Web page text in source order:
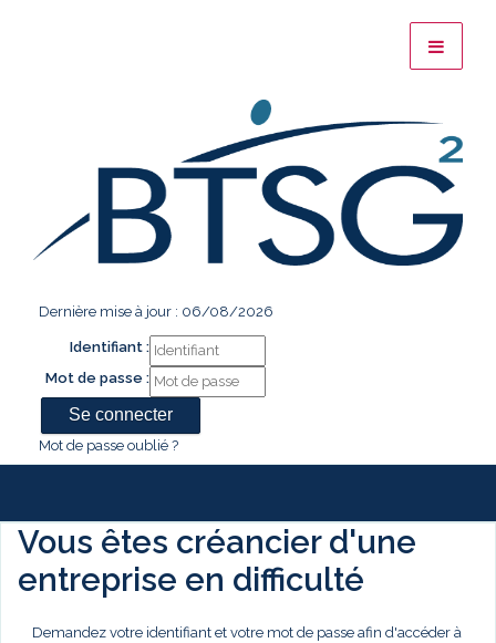
Dernière mise à jour : 06/08/2026
Identifiant :
Mot de passe :
Mot de passe oublié ?
Vous êtes créancier d'une
entreprise en difficulté
Demandez votre identifiant et votre mot de passe afin d'accéder à